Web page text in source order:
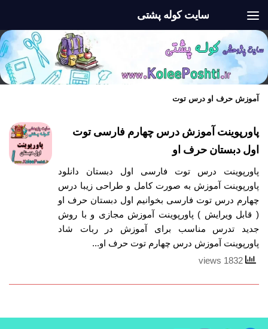
سایت کوله پشتی
آموزش حرف او درس توت
پاورپوینت آموزش درس چهارم فارسی توت
اول دبستان حرف او
پاورپوینت درس توت فارسی اول دبستان دانلود
پاورپوینت آموزش به صورت کامل و طراحی زیبا درس
چهارم درس توت فارسی بخوانیم اول دبستان حرف او
( قابل ویرایش ) پاورپوینت آموزش مجازی و با روش
جدید تدرس مناسب برای آموزش در ربات شاد
پاورپوینت آموزش درس چهارم توت حرف او...